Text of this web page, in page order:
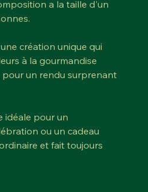
a la taille d'un
création unique qui
à la gourmandise
pour un rendu surprenant
idéale pour un
ou un cadeau
et fait toujours